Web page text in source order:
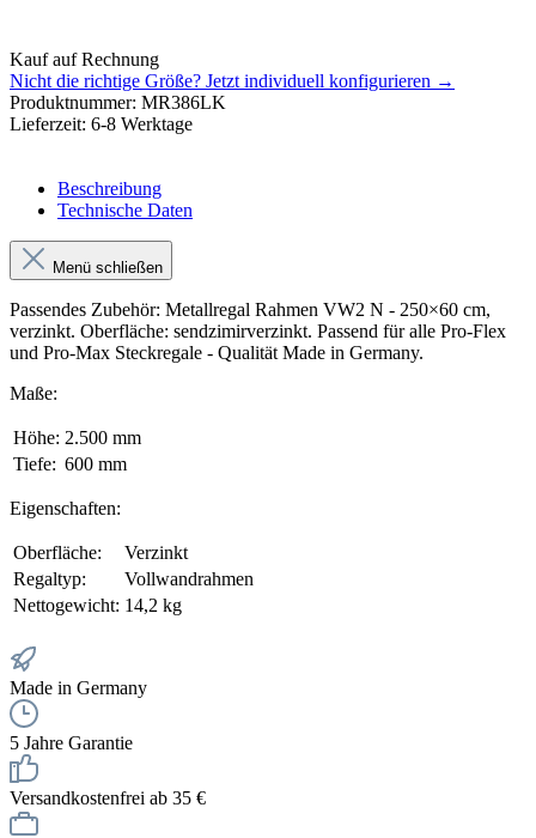
Kauf auf Rechnung
Nicht die richtige Größe? Jetzt individuell konfigurieren →
Produktnummer: MR386LK
Lieferzeit: 6-8 Werktage
Beschreibung
Technische Daten
Menü schließen
Passendes Zubehör: Metallregal Rahmen VW2 N - 250×60 cm,
verzinkt. Oberfläche: sendzimirverzinkt. Passend für alle Pro-Flex
und Pro-Max Steckregale - Qualität Made in Germany.
Maße:
Höhe: 2.500 mm
Tiefe: 600 mm
Eigenschaften:
Oberfläche:
Verzinkt
Regaltyp:
Vollwandrahmen
Nettogewicht: 14,2 kg
Made in Germany
5 Jahre Garantie
Versandkostenfrei ab 35 €